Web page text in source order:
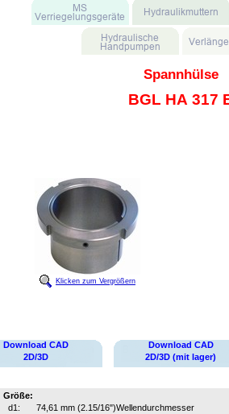
Spannhülse
BGL HA 317
Klicken zum Vergrößern
Download CAD
2D/3D
Download CAD
2D/3D (mit lager)
Größe:
d1:
74,61 mm (2.15/16")Wellendurchmesser